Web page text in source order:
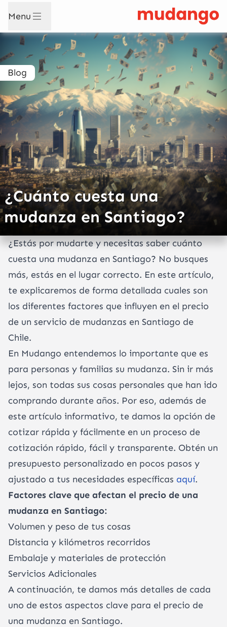
Menu
¿Cuánto cuesta una
mudanza en Santiago?
Blog
¿Estás por mudarte y necesitas saber cuánto
cuesta una mudanza en Santiago? No busques
más, estás en el lugar correcto. En este artículo,
te explicaremos de forma detallada cuales son
los diferentes factores que influyen en el precio
de un servicio de mudanzas en Santiago de
Chile.
En Mudango entendemos lo importante que es
para personas y familias su mudanza. Sin ir más
lejos, son todas sus cosas personales que han ido
comprando durante años. Por eso, además de
este artículo informativo, te damos la opción de
cotizar rápida y fácilmente en un proceso de
cotización rápido, fácil y transparente. Obtén un
presupuesto personalizado en pocos pasos y
ajustado a tus necesidades específicas aquí.
Factores clave que afectan el precio de una
mudanza en Santiago:
Volumen y peso de tus cosas
Distancia y kilómetros recorridos
Embalaje y materiales de protección
Servicios Adicionales
A continuación, te damos más detalles de cada
uno de estos aspectos clave para el precio de
una mudanza en Santiago.